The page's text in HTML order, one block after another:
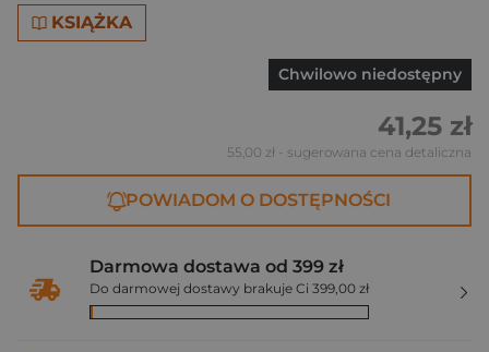
KSIĄŻKA
Chwilowo niedostępny
41,25 zł
55,00 zł - sugerowana cena detaliczna
POWIADOM O DOSTĘPNOŚCI
Darmowa dostawa od 399 zł
Do darmowej dostawy brakuje Ci 399,00 zł